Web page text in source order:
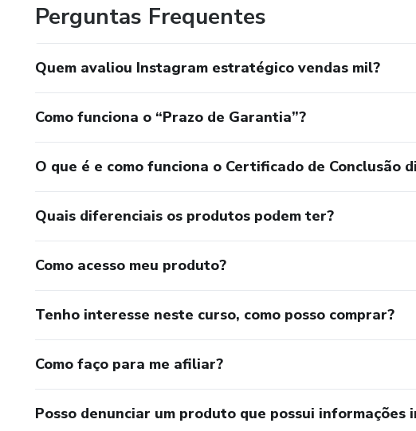
Perguntas Frequentes
Quem avaliou Instagram estratégico vendas mil?
Como funciona o “Prazo de Garantia”?
O que é e como funciona o Certificado de Conclusão
Quais diferenciais os produtos podem ter?
Como acesso meu produto?
Tenho interesse neste curso, como posso comprar?
Como faço para me afiliar?
Posso denunciar um produto que possui informações